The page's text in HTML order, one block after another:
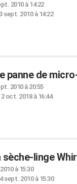
2010 à 14:22
sept. 2010 à 14:22
panne de
2010 à 20:55
2 oct. 2018 à 16:44
linge
à 15:30
4 sept. 2010 à 15:30